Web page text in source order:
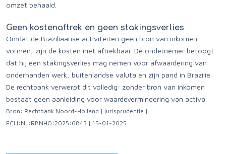
omzet behaald.
Geen kostenaftrek en geen stakingsverlies
Omdat de Braziliaanse activiteiten geen bron van inkomen
vormen, zijn de kosten niet aftrekbaar. De ondernemer betoogt
dat hij een stakingsverlies mag nemen voor afwaardering van
onderhanden werk, buitenlandse valuta en zijn pand in Brazilië.
De rechtbank verwerpt dit volledig: zonder bron van inkomen
bestaat geen aanleiding voor waardevermindering van activa.
Bron: Rechtbank Noord-Holland | jurisprudentie |
ECLI:NL:RBNHO:2025:6843 | 15-01-2025